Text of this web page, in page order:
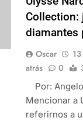
Collection:
diamantes
Oscar
atrás
0
Por:
Mencionar a
referirnos a